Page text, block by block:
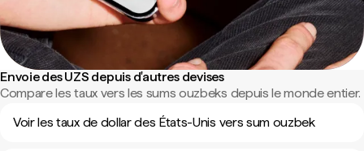
Envoie des UZS depuis d'autres devises
Compare les taux vers les sums ouzbeks depuis le monde entier.
Voir les taux de dollar des États-Unis vers sum ouzbek